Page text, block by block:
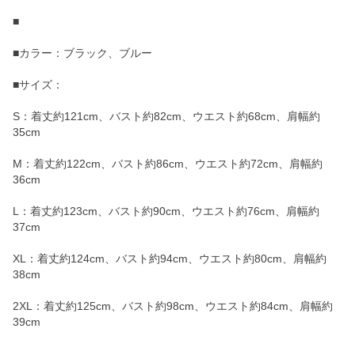
■
■カラー：ブラック、ブルー
■サイズ：
S：着丈約121cm、バスト約82cm、ウエスト約68cm、肩幅約
35cm
M：着丈約122cm、バスト約86cm、ウエスト約72cm、肩幅約
36cm
L：着丈約123cm、バスト約90cm、ウエスト約76cm、肩幅約
37cm
XL：着丈約124cm、バスト約94cm、ウエスト約80cm、肩幅約
38cm
2XL：着丈約125cm、バスト約98cm、ウエスト約84cm、肩幅約
39cm